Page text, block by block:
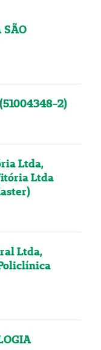
SÃO
2)
Ltda,
Ltda
Ltda,